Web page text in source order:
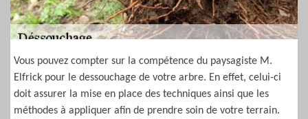
Vous pouvez compter sur la compétence du paysagiste M.
Elfrick pour le dessouchage de votre arbre. En effet, celui-ci
doit assurer la mise en place des techniques ainsi que les
méthodes à appliquer afin de prendre soin de votre terrain.